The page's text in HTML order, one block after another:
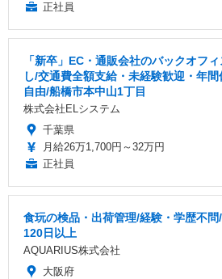
正社員
「新卒」EC・通販会社のバックオフ
し/交通費全額支給・未経験歓迎・年
自由/船橋市本中山1丁目
株式会社ELシステム
千葉県
月給26万1,700円～32万円
正社員
食玩の検品・出荷管理/経験・学歴不問
120日以上
AQUARIUS株式会社
大阪府